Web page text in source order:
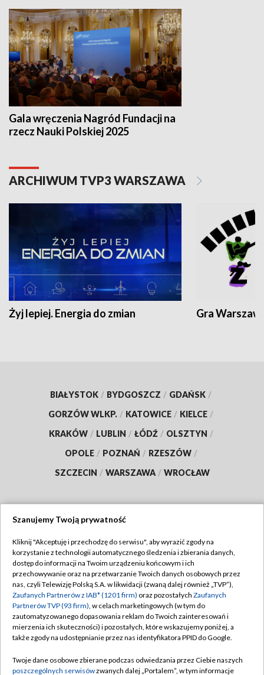
Gala wręczenia Nagród Fundacji na
rzecz Nauki Polskiej 2025
ARCHIWUM TVP3 WARSZAWA
Żyj lepiej. Energia do zmian Gra
BIAŁYSTOK / BYDGOSZCZ / GDAŃSK /
GORZÓW WLKP. / KATOWICE / KIELCE /
KRAKÓW / LUBLIN / ŁÓDŹ / OLSZTYN /
OPOLE / POZNAŃ / RZESZÓW /
SZCZECIN / WARSZAWA / WROCŁAW
TVP
Abonament TVP
Emisja w TVP
Centrum informacji TVP
Naziemna Telewizja Cyfrowa
Rada Programowa
Regulamin TVP
Polityka prywatności
Moje zgody
Pomoc
Kontakt
Szanujemy Twoją prywatność
Kliknij "Akceptuję i przechodzę do serwisu", aby wyrazić zgody na
korzystanie z technologii automatycznego śledzenia i zbierania danych,
dostęp do informacji na Twoim urządzeniu końcowym i ich
przechowywanie oraz na przetwarzanie Twoich danych osobowych przez
nas, czyli Telewizję Polską S.A. w likwidacji (zwaną dalej również „TVP”),
Zaufanych Partnerów z IAB* (1201 firm) oraz pozostałych Zaufanych
Partnerów TVP (93 firm), w celach marketingowych (w tym do
zautomatyzowanego dopasowania reklam do Twoich zainteresowań i
mierzenia ich skuteczności) i pozostałych, które wskazujemy poniżej, a
także zgody na udostępnianie przez nas identyfikatora PPID do Google.
Twoje dane osobowe zbierane podczas odwiedzania przez Ciebie naszych
poszczególnych serwisówzwanych dalej „Portalem”, w tym informacje